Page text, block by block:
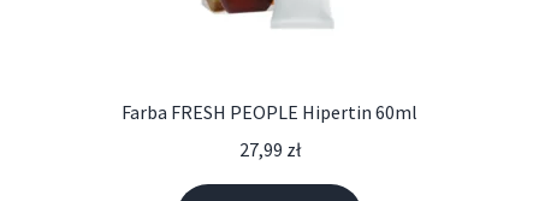
Farba FRESH PEOPLE Hipertin 60ml
27,99 zł